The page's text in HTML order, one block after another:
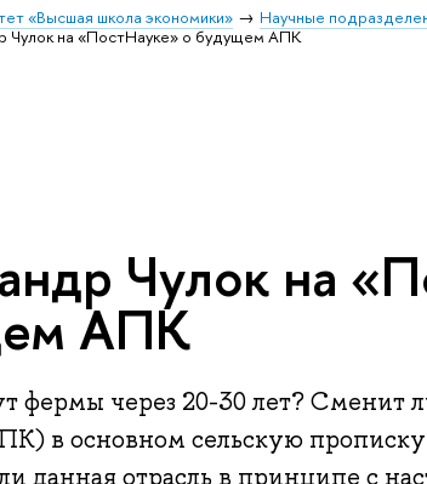
«Высшая школа экономики» Научные
Чулок на «ПостНауке» о будущем АПК
Чулок на
АПК
фермы через 20-30 лет? Сменит
в основном сельскую
данная отрасль в принципе с